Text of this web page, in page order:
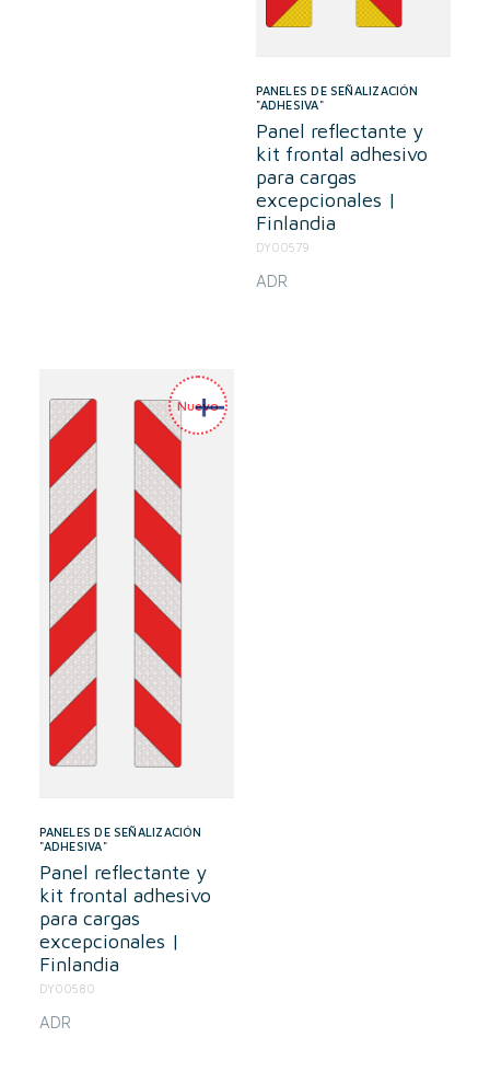
PANELES DE SEÑALIZACIÓN
"ADHESIVA"
Panel reflectante y
kit frontal adhesivo
para cargas
excepcionales |
Finlandia
DY00579
ADR
PANELES DE SEÑALIZACIÓN
"ADHESIVA"
Panel reflectante y
kit frontal adhesivo
para cargas
excepcionales |
Finlandia
DY00580
ADR